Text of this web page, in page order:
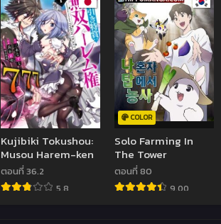
Kujibiki Tokushou:
Musou Harem-ken
ตอนที่ 36.2
5.8
COLOR
Solo Farming In
The Tower
ตอนที่ 80
9.00